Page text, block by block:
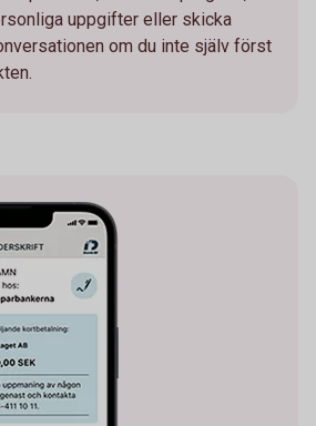
uppgifter eller skicka
om du inte själv först